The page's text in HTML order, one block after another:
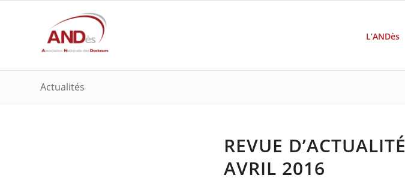
L’ANDès
Actualités
REVUE
AVRIL 2016